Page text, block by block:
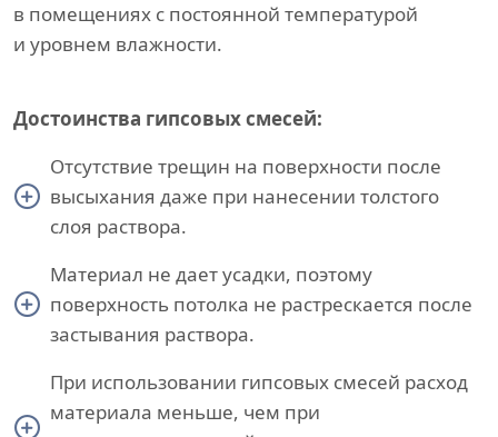
в помещениях с постоянной температурой
и уровнем влажности.
Достоинства гипсовых смесей:
Отсутствие трещин на поверхности после
высыхания даже при нанесении толстого
слоя раствора.
Материал не дает усадки, поэтому
поверхность потолка не растрескается после
застывания раствора.
При использовании гипсовых смесей расход
материала меньше, чем при